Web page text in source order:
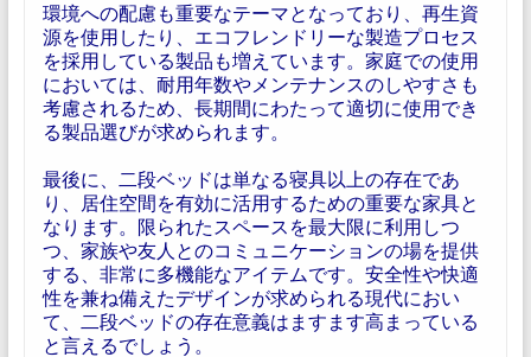
環境への配慮も重要なテーマとなっており、再生資
源を使用したり、エコフレンドリーな製造プロセス
を採用している製品も増えています。家庭での使用
においては、耐用年数やメンテナンスのしやすさも
考慮されるため、長期間にわたって適切に使用でき
る製品選びが求められます。
最後に、二段ベッドは単なる寝具以上の存在であ
り、居住空間を有効に活用するための重要な家具と
なります。限られたスペースを最大限に利用しつ
つ、家族や友人とのコミュニケーションの場を提供
する、非常に多機能なアイテムです。安全性や快適
性を兼ね備えたデザインが求められる現代におい
て、二段ベッドの存在意義はますます高まっている
と言えるでしょう。